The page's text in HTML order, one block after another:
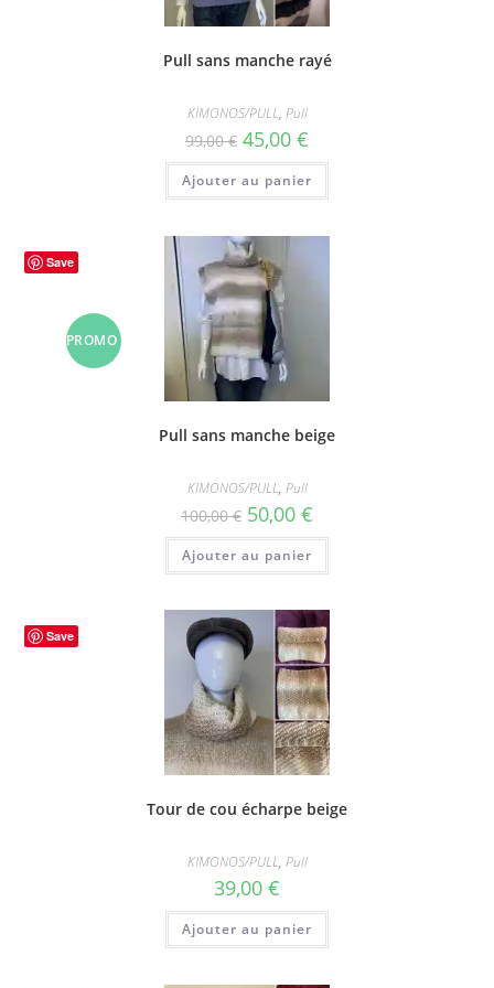
Pull sans manche rayé
KIMONOS/PULL, Pull
99,00€ Le
prix
initial
était :
99,00 €.
45,00 €
actuel
est :
45,00 €.
Ajouter au panier
Save
PROMO
Pull sans manche beige
KIMONOS/PULL, Pull
100,00€ Le
prix
initial
était :
100,00 €.
50,00 €
actuel
50,00 €.
Ajouter au panier
Save
Tour de cou écharpe beige
KIMONOS/PULL, Pull
39,00 €
Ajouter au panier